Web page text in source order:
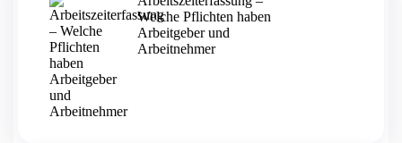
Welche Pflichten haben
Arbeitgeber und
Arbeitnehmer